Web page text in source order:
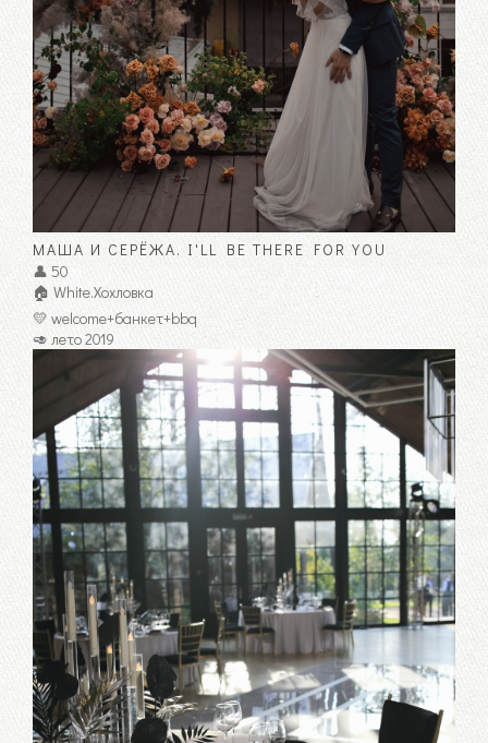
МАША И СЕРЁЖА. I'LL BE THERE FOR YOU
👤 50
🏠 White.Хохловка
💛 welcome+банкет+bbq
🥑 лето 2019